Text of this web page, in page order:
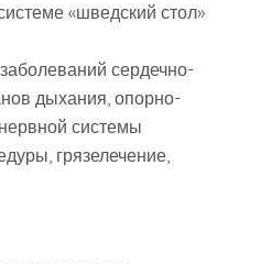
«шведский стол»
сердечно-
дыхания, опорно-
системы
грязелечение,